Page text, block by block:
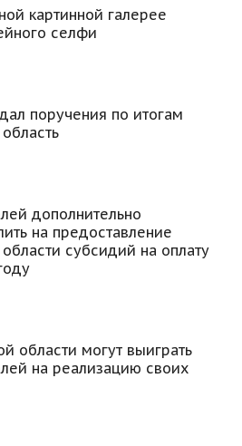
картинной галерее
селфи
поручения по итогам
дополнительно
на предоставление
субсидий на оплату
области могут выиграть
на реализацию своих